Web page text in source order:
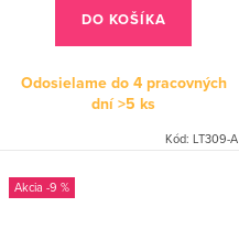
DO KOŠÍKA
Odosielame do 4 pracovných
dní>5 ks
Kód: LT309-A
-9 %